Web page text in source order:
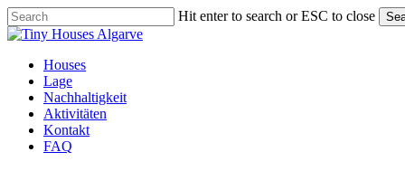
Skip
to
content
Hit enter to search or ESC to close
Close
Menu
Houses
Lage
Nachhaltigkeit
Aktivitäten
Kontakt
FAQ